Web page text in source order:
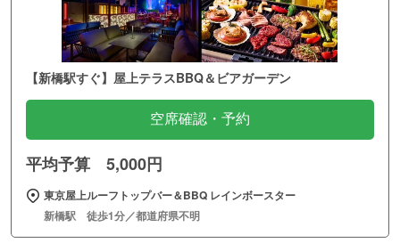
【新橋駅すぐ】屋上テラスBBQ＆ビアガーデン
空席確認・予約
平均予算 5,000円
東京屋上ルーフトップバー＆BBQ レインボースター
新橋駅 徒歩1分／都道府県不明